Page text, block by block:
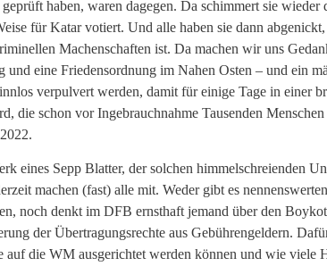
haben, waren dagegen. Da schimmert sie wieder
für Katar votiert. Und alle haben sie dann
Machenschaften ist. Da machen wir uns
und eine Friedensordnung im Nahen Osten – und ein
verpulvert werden, damit für einige Tage in einer
die schon vor Ingebrauchnahme Tausenden
eines Sepp Blatter, der solchen himmelschreienden
machen (fast) alle mit. Weder gibt es
noch denkt im DFB ernsthaft jemand über den
der Übertragungsrechte aus Gebührengeldern.
auf die WM ausgerichtet werden können und wie viele